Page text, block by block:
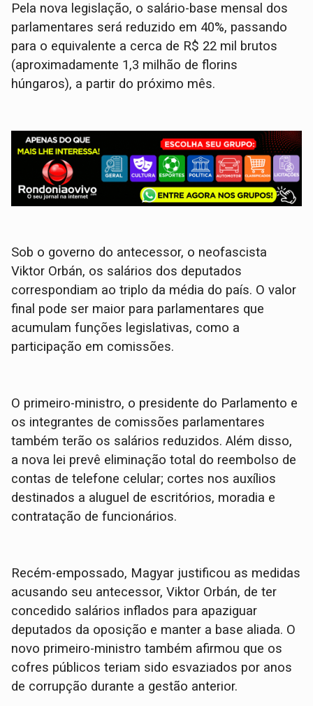
Pela nova legislação, o salário-base mensal dos
parlamentares será reduzido em 40%, passando
para o equivalente a cerca de R$ 22 mil brutos
(aproximadamente 1,3 milhão de florins
húngaros), a partir do próximo mês.
Sob o governo do antecessor, o neofascista
Viktor Orbán, os salários dos deputados
correspondiam ao triplo da média do país. O valor
final pode ser maior para parlamentares que
acumulam funções legislativas, como a
participação em comissões.
O primeiro-ministro, o presidente do Parlamento e
os integrantes de comissões parlamentares
também terão os salários reduzidos. Além disso,
a nova lei prevê eliminação total do reembolso de
contas de telefone celular; cortes nos auxílios
destinados a aluguel de escritórios, moradia e
contratação de funcionários.
Recém-empossado, Magyar justificou as medidas
acusando seu antecessor, Viktor Orbán, de ter
concedido salários inflados para apaziguar
deputados da oposição e manter a base aliada. O
novo primeiro-ministro também afirmou que os
cofres públicos teriam sido esvaziados por anos
de corrupção durante a gestão anterior.